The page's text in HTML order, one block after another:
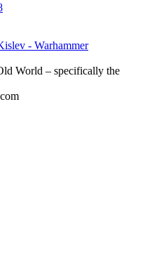
- Warhammer
World – specifically the